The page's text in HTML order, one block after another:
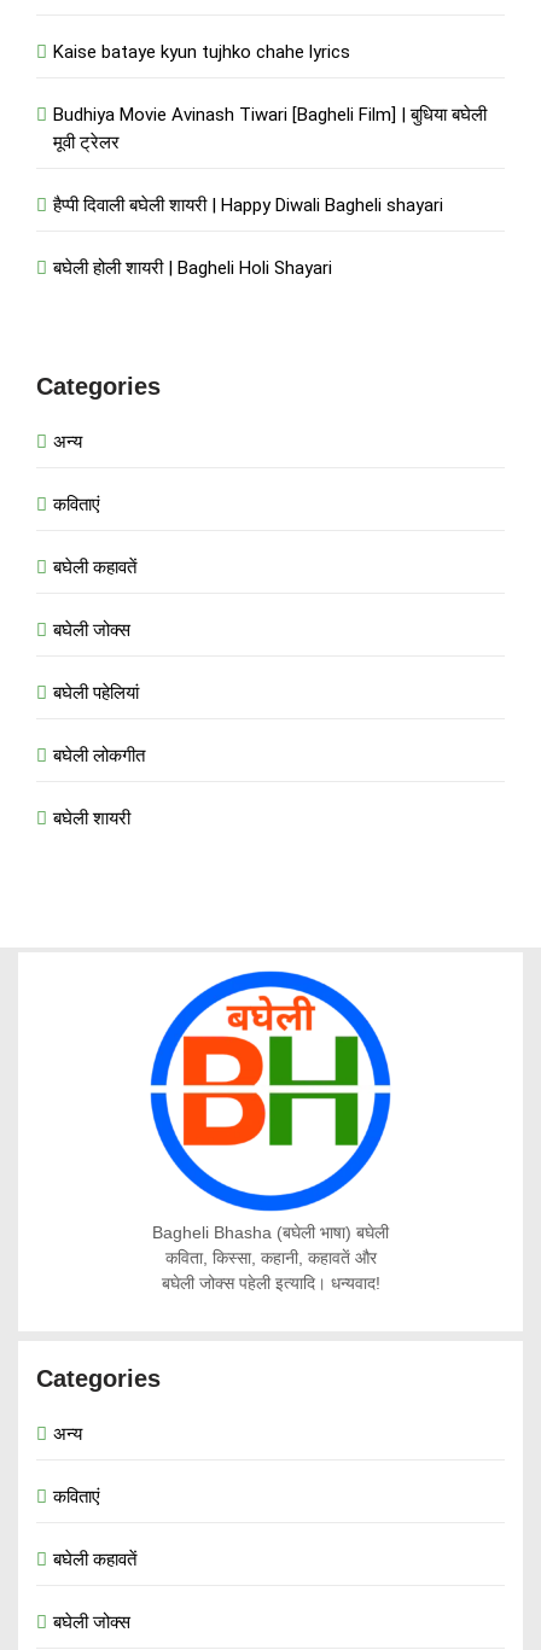
Kaise bataye kyun tujhko chahe lyrics
Budhiya Movie Avinash Tiwari [Bagheli Film] | बुधिया बघेली
मूवी ट्रेलर
हैप्पी दिवाली बघेली शायरी | Happy Diwali Bagheli shayari
बघेली होली शायरी | Bagheli Holi Shayari
Categories
अन्य
कविताएं
बघेली कहावतें
बघेली जोक्स
बघेली पहेलियां
बघेली लोकगीत
बघेली शायरी
Bagheli Bhasha (बघेली भाषा) बघेली
कविता, किस्सा, कहानी, कहावतें और
बघेली जोक्स पहेली इत्यादि। धन्यवाद!
Categories
अन्य
कविताएं
बघेली कहावतें
बघेली जोक्स